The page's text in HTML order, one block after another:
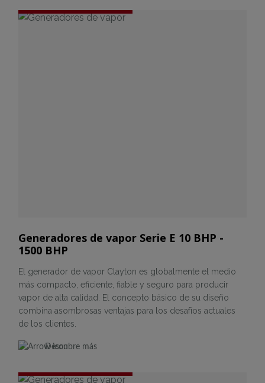
Generadores de vapor Serie E 10 BHP -
1500 BHP
El generador de vapor Clayton es globalmente el medio
más compacto, eficiente, fiable y seguro para producir
vapor de alta calidad. El concepto básico de su diseño
combina asombrosas ventajas para los desafíos actuales
de los clientes.
Descubre más